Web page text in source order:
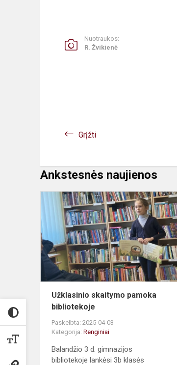
Nuotraukos:
R. Žvikienė
Grįžti
Ankstesnės naujienos
Užklasinio skaitymo pamoka
bibliotekoje
Paskelbta: 2025-04-03
Kategorija: Renginiai
Balandžio 3 d. gimnazijos
bibliotekoje lankėsi 3b klasės